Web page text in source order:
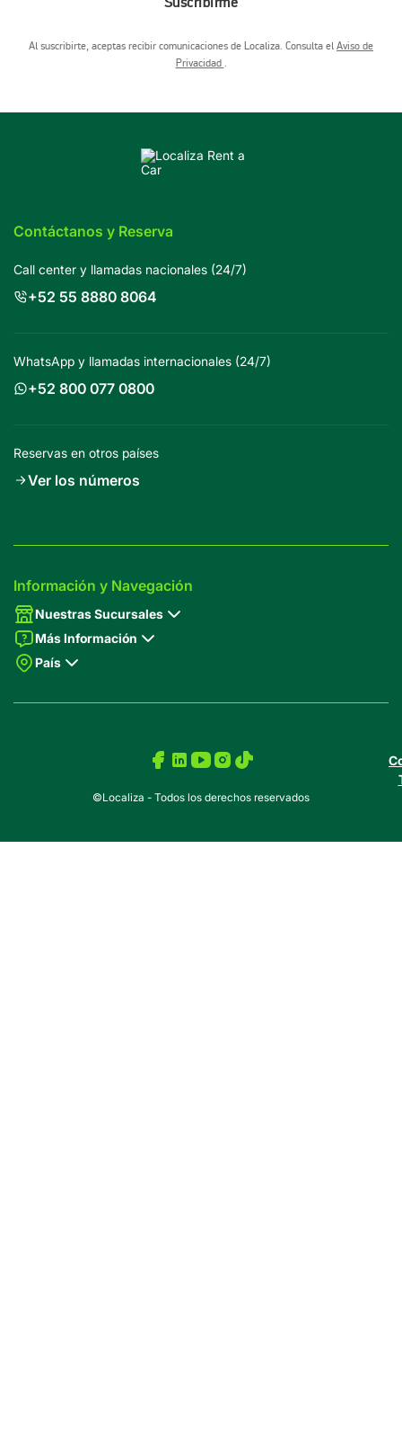
Al suscribirte, aceptas recibir comunicaciones de Localiza. Consulta el Aviso de
Privacidad .
Información y Navegación
Nuestras Sucursales
Más Información
País
Contáctanos y Reserva
Call center y llamadas nacionales (24/7)
+52 55 8880 8064
WhatsApp y llamadas internacionales (24/7)
+52 800 077 0800
Reservas en otros países
Ver los números
©Localiza - Todos los derechos reservados